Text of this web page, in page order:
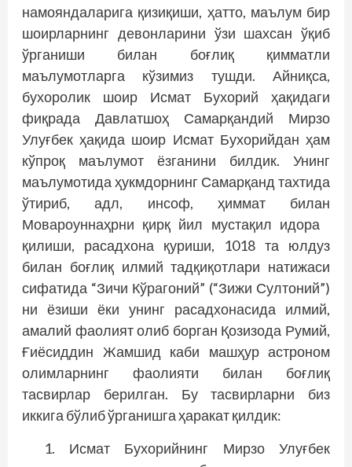
намояндаларига қизиқиши, ҳатто, маълум бир
шоирларнинг девонларини ўзи шахсан ўқиб
ўрганиши билан боғлиқ қимматли
маълумотларга кўзимиз тушди. Айниқса,
бухоролик шоир Исмат Бухорий ҳақидаги
фиқрада Давлатшоҳ Самарқандий Мирзо
Улуғбек ҳақида шоир Исмат Бухорийдан ҳам
кўпроқ маълумот ёзганини билдик. Унинг
маълумотида ҳукмдорнинг Самарқанд тахтида
ўтириб, адл, инсоф, ҳиммат билан
Мовароуннаҳрни қирқ йил мус­тақил идора
қилиши, расадхона қуриши, 1018 та юлдуз
билан боғлиқ илмий тадқиқотлари натижаси
сифатида “Зичи Кўрагоний” (“Зижи Султоний”)
ни ёзиши ёки унинг расадхонасида илмий,
амалий фаолият олиб борган Қозизода Румий,
Ғиёсиддин Жамшид каби машҳур астроном
олимларнинг фаолияти билан боғлиқ
тасвирлар берилган. Бу тас­вирларни биз
иккига бўлиб ўрганишга ҳаракат қилдик:
Исмат Бухорийнинг Мирзо Улуғбек